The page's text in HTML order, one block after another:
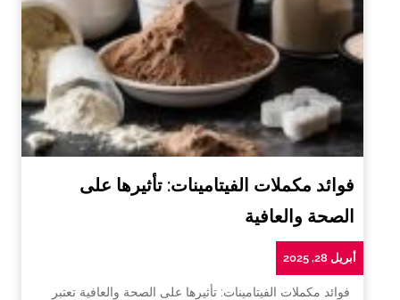
فوائد مكملات الفيتامينات: تأثيرها على
الصحة والعافية
أبريل 28, 2025
فوائد مكملات الفيتامينات: تأثيرها على الصحة والعافية تعتبر